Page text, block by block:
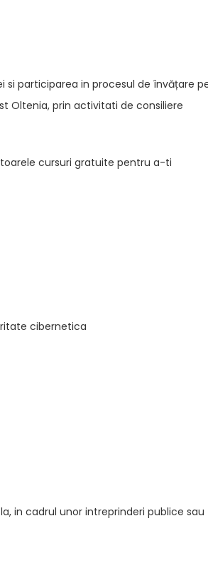
si participarea in procesul de învățare
Oltenia, prin activitati de consiliere
cursuri gratuite pentru a-ti
cibernetica
in cadrul unor intreprinderi publice sau